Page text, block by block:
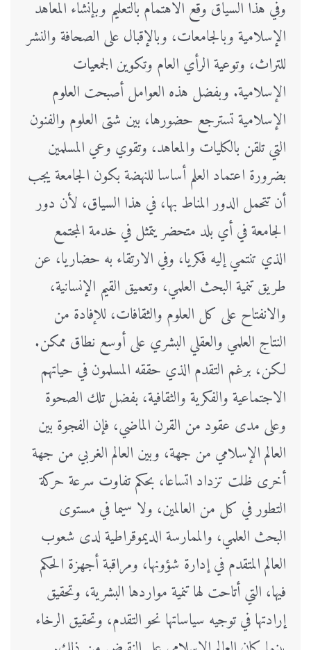
وفي هذا السياق وقع الاهتمام بالتعليم وبإنشاء المعاهد
الإسلامية وبالجامعات، وبالإقبال على الصحافة والنشر
للتراث، وتوعية الرأي العام وتكوين الجمعيات
الإسلامية. وبفضل هذه العوامل أصبحت العلوم
الإسلامية تسترجع حضورها، بين شتى العلوم والفنون
التي تلقن بالكليات والمعاهد، وتقوي وعي المسلمين
بضرورة اعتماد العلم أساسا للنهضة بكون الجامعة يجب
أن تتحمل الدور المناط بها، في هذا السياق، لأن دور
الجامعة في أي بلد متحضر يتمثل في خدمة المجتمع
الذي تنتمي إليه فكريا، وفي الارتقاء به حضاريا، عن
طريق تنمية البحث العلمي، وتعميق القيم الإنسانية،
والانفتاح على كل العلوم والثقافات، للإفادة من
النتاج العلمي والعقلي البشري على أوسع نطاق ممكن.
لكن، برغم التقدم الذي حققه المسلمون في حياتهم
الاجتماعية والفكرية والثقافية، بفضل تلك الصحوة
وعلى مدى عقود من القرن الماضي، فإن الفجوة بين
العالم الإسلامي من جهة، وبين العالم الغربي من جهة
أخرى ظلت تزداد اتساعا، بحكم تفاوت سرعة حركة
التطور في كل من العالمين، ولا سيما في مستوى
البحث العلمي، والممارسة الديموقراطية لدى شعوب
العالم المتقدم في إدارة شؤونها، ومراقبة أجهزة الحكم
فيها، التي أتاحت لها تنمية مواردها البشرية، وتحقيق
إرادتها في توجيه سياساتها نحو التقدم، وتحقيق الرخاء